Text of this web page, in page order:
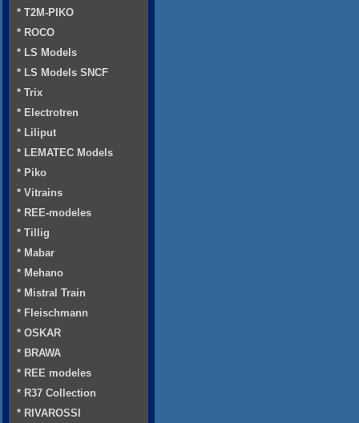
* T2M-PIKO
* ROCO
* LS Models
* LS Models SNCF
* Trix
* Electrotren
* Liliput
* LEMATEC Models
* Piko
* Vitrains
* REE-modeles
* Tillig
* Mabar
* Mehano
* Mistral Train
* Fleischmann
* OSKAR
* BRAWA
* REE modeles
* R37 Collection
* RIVAROSSI